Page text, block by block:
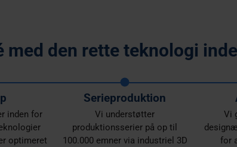
med den rette teknologi
inden for
optimeret
Serieproduktion
Vi understøtter
produktionsserier på op til
100.000 emner via industriel 3D
Vi
for